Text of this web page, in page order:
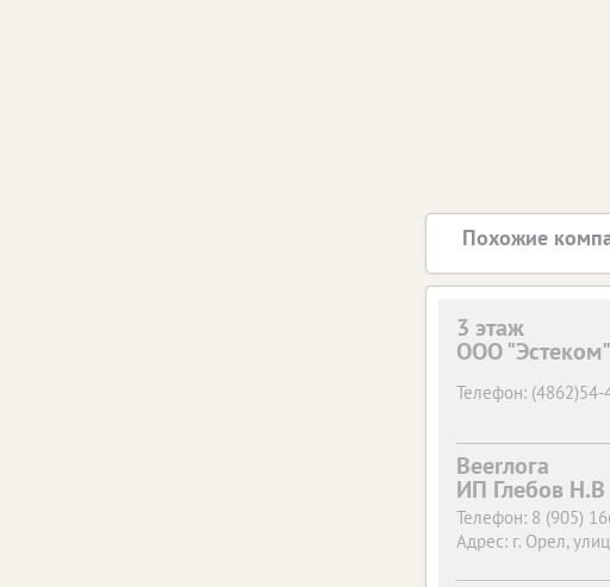
Похожие
3 этаж
ООО "Эстеком"
Телефон: (4862)54-
Beerлога
ИП Глебов Н.В
Телефон: 8 (905)
Адрес: г. Орел,